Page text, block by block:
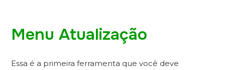
Menu Atualização
Essa é a primeira ferramenta que você deve